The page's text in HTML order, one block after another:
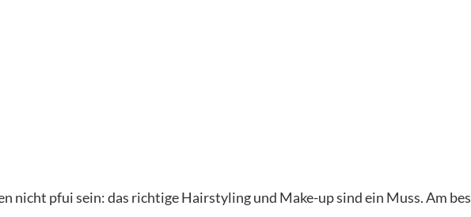
nicht pfui sein: das richtige Hairstyling und Make-up sind ein Muss. Am